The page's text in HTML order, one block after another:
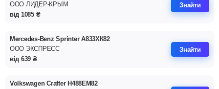
Mercedes-Benz Sprinter А833ХК82
ООО ЭКСПРЕСС
від 639 ₴
Знайти
Volkswagen Crafter Н488ЕМ82
ООО ЛИДЕР-КРЫМ
від 1085 ₴
Знайти